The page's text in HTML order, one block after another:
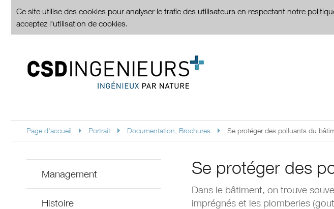
Ce site utilise des cookies pour analyser le trafic des utilisateurs en respectant notre
acceptez l'utilisation de cookies.
Page d'accueil Portrait Documentation, Brochures Se protéger des polluants du
Management
Histoire
Se protéger des
Dans le bâtiment, on trouve
imprégnés et les plomberies